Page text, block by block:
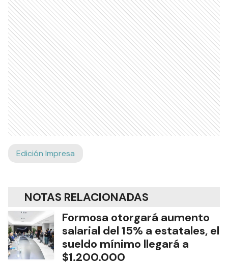
Edición Impresa
NOTAS RELACIONADAS
Formosa otorgará aumento
salarial del 15% a estatales, el
sueldo mínimo llegará a
$1.200.000